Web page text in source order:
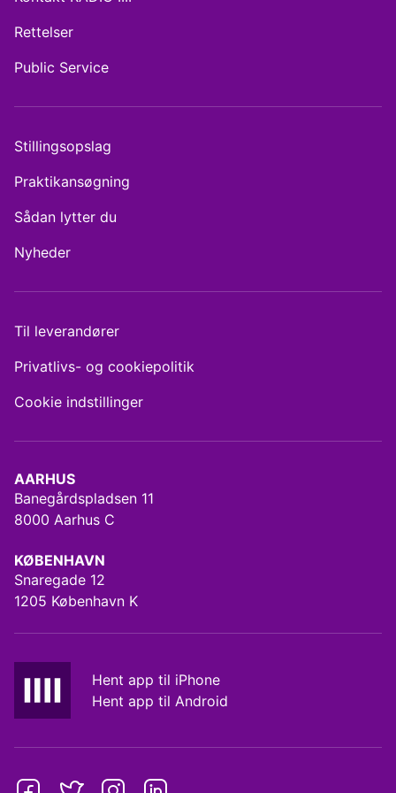
AARHUS
Banegårdspladsen 11
8000 Aarhus C
KØBENHAVN
Snaregade 12
1205 København K
Hent app til iPhone
Hent app til Android
Rettelser
Public Service
Stillingsopslag
Praktikansøgning
Sådan lytter du
Nyheder
Til leverandører
Privatlivs- og cookiepolitik
Cookie indstillinger